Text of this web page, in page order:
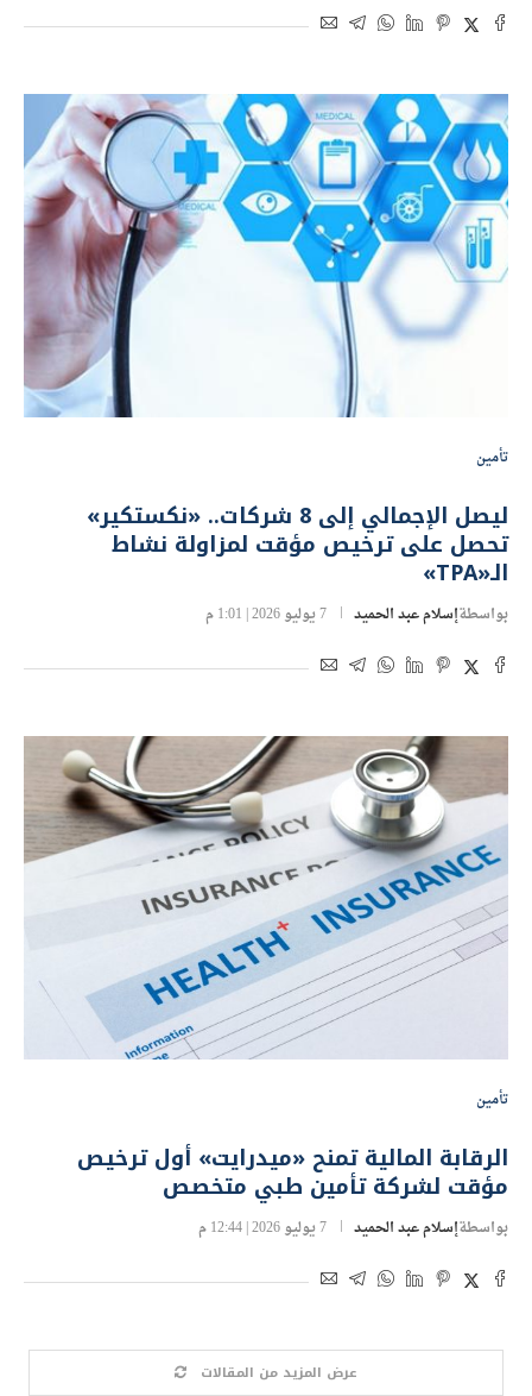
تأمين
ليصل الإجمالي إلى 8 شركات.. «نكستكير»
تحصل على ترخيص مؤقت لمزاولة نشاط
الـ«TPA»
بواسطةإسلام عبد الحميد 7 يوليو 2026 | 1:01 م
تأمين
الرقابة المالية تمنح «ميدرايت» أول ترخيص
مؤقت لشركة تأمين طبي متخصص
بواسطةإسلام عبد الحميد 7 يوليو 2026 | 12:44 م
عرض المزيد من المقالات